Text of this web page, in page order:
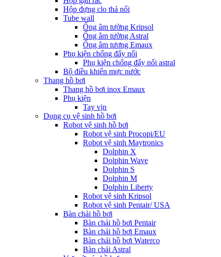
Hộp đựng clo thả nổi
Tube wall
Ống âm tường Kripsol
Ống âm tường Astral
Ống âm tương Emaux
Phụ kiện chống đẩy nổi
Phụ kiện chống đẩy nổi astral
Bộ điều khiển mực nước
Thang hồ bơi
Thang hồ bơi inox Emaux
Phụ kiện
Tay vịn
Dụng cụ vệ sinh hồ bơi
Robot vệ sinh hồ bơi
Robot vệ sinh Procopi/EU
Robot vệ sinh Maytronics
Dolphin X
Dolphin Wave
Dolphin S
Dolphin M
Dolphin Liberty
Robot vệ sinh Kripsol
Robot vệ sinh Pentair/ USA
Bàn chải hồ bơi
Bàn chải hồ bơi Pentair
Bàn chải hồ bơi Emaux
Bàn chải hồ bơi Waterco
Bàn chải Astral